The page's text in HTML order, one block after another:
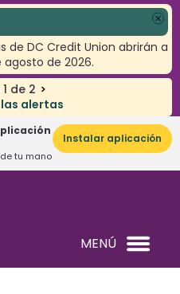
1 de 2 >
alertas
de DC Credit Union abrirán a
agosto de 2026.
tu mano
Instalar aplicación
MENÚ